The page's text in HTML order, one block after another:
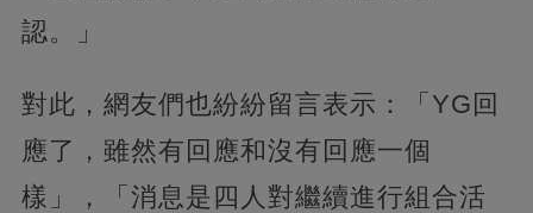
認。」
對此，網友們也紛紛留言表示：「YG回
應了，雖然有回應和沒有回應一個
樣」，「消息是四人對繼續進行組合活